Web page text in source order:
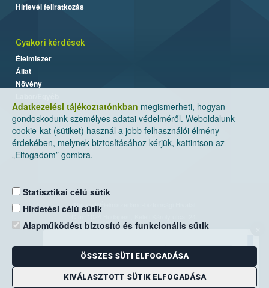
Adatkezelési tájékoztatónkban megismerheti, hogyan
gondoskodunk személyes adatai védelméről. Weboldalunk
cookie-kat (sütiket) használ a jobb felhasználói élmény
érdekében, melynek biztosításához kérjük, kattintson az
„Elfogadom” gombra.
Statisztikai célú sütik
Hirdetési célú sütik
Alapműködést biztosító és funkcionális sütik
ÖSSZES SÜTI ELFOGADÁSA
KIVÁLASZTOTT SÜTIK ELFOGADÁSA
Hírlevél feliratkozás
Gyakori kérdések
Élelmiszer
Állat
Növény
Nemzeti Élelmiszerlánc-biztonsági Hivatal
Levelezési cím: 1525 Budapest. Pf. 30.
E-mail:ugyfelszolgalat@nebih.gov.hu
Zöld szám: 06-80/263-244
Telefon: 06-1/ 336-9000